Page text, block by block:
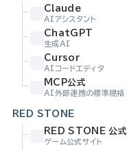
Claude
AIアシスタント
ChatGPT
生成AI
Cursor
AIコードエディタ
MCP公式
AI外部連携の標準規格
RED STONE
RED STONE 公式
ゲーム公式サイト